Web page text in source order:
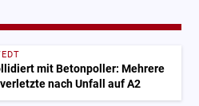
mit Betonpoller: Mehrere
nach Unfall auf A2